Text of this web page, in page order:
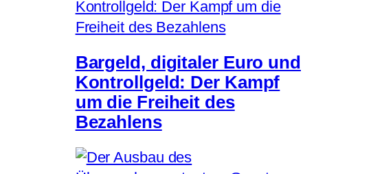
Bargeld, digitaler Euro und
Kontrollgeld: Der Kampf
um die Freiheit des
Bezahlens